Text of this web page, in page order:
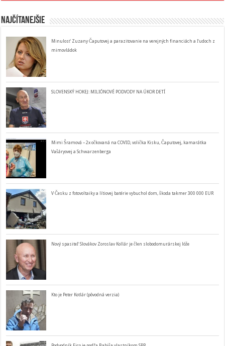
Najčítanejšie
Minulosť Zuzany Čaputovej a parazitovanie na verejných financiách a ľudoch z
mimovládok
SLOVENSKÝ HOKEJ: MILIÓNOVÉ PODVODY NA ÚKOR DETÍ
Mimi Šramová – 2x očkovaná na COVID, volička Kisku, Čaputovej, kamarátka
Vašáryovej a Schwarzenberga
V Česku z fotovoltaiky a lítiovej batérie vybuchol dom, škoda takmer 300 000 EUR
Nový spasiteľ Slovákov Zoroslav Kollár je člen slobodomurárskej lóže
Kto je Peter Kotlár (pôvodná verzia)